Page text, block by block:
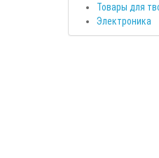
Товары для
Электроника